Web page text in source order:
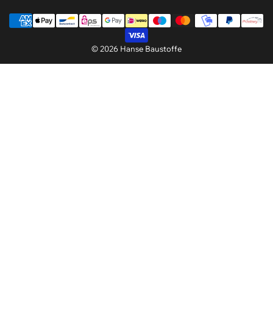
Zahlungsmethoden
© 2026 Hanse Baustoffe